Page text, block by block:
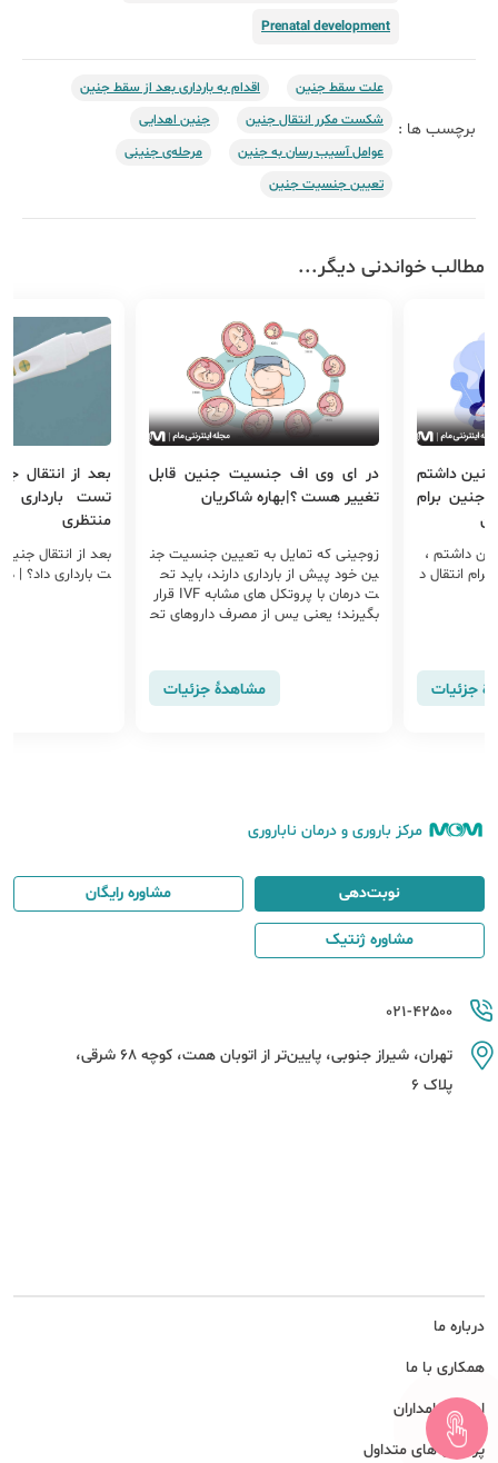
Prenatal development
برچسب ها :
علت سقط جنین
اقدام به بارداری بعد از سقط جنین
شکست مکرر انتقال جنین
جنین اهدایی
عوامل آسیب‌ رسان به جنین
مرحله‌ی جنینی
تعیین جنسیت جنین
مطالب خواندنی دیگر...
جنین قابل
جنسیت جن
باید تح
جزئیات
بعد از انتقال جنین، چه زمانی باید
تست بارداری داد؟ | دکتر فرناز
بعد از انتقال جنین، چه زمانی باید تس
ت بارداری داد؟ | دکتر فرناز منتظری
مشاهدهٔ جزئیات
سقط جنین و
سقط جنین یکی
ی دوران
مرکز باروری و درمان ناباروری
درباره ما
همکاری با ما
امور سهامداران
پرسش های متداول
021-42500
تهران، شیراز جنوبی، پایین‌تر از اتوبان همت، کوچه 68 شرقی،
پلاک 6
نوبت‌دهی مشاوره رایگان
مشاوره ژنتیک